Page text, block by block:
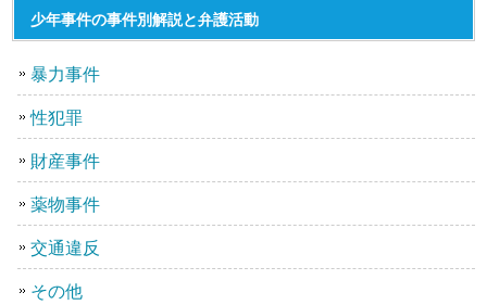
少年事件の事件別解説と弁護活動
暴力事件
性犯罪
財産事件
薬物事件
交通違反
その他